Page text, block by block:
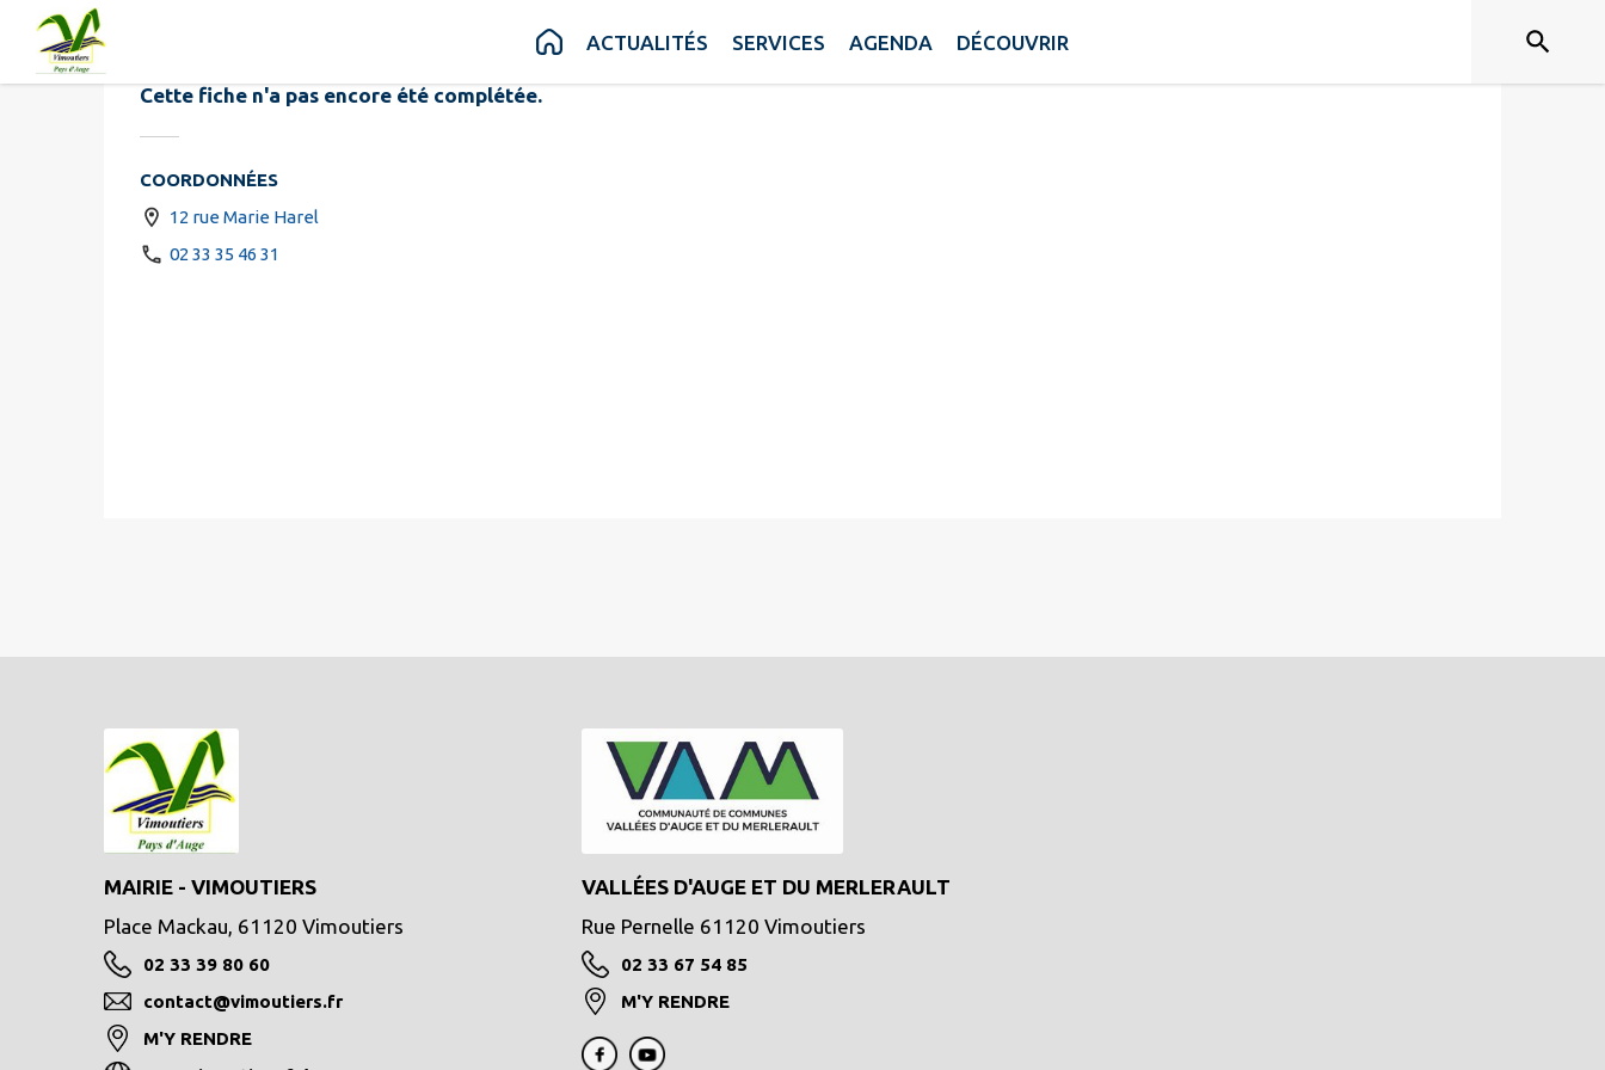
Contenu ACTUALITÉS SERVICES AGENDA DÉCOUVRIR
Gilles VICAIRE
Cette fiche n'a pas encore été complétée.
COORDONNÉES
12 rue Marie Harel
02 33 35 46 31
MAIRIE - VIMOUTIERS
Place Mackau, 61120 Vimoutiers
02 33 39 80 60
contact@vimoutiers.fr
M'Y RENDRE
VALLÉES D'AUGE ET DU MERLERAULT
Rue Pernelle 61120 Vimoutiers
02 33 67 54 85
M'Y RENDRE